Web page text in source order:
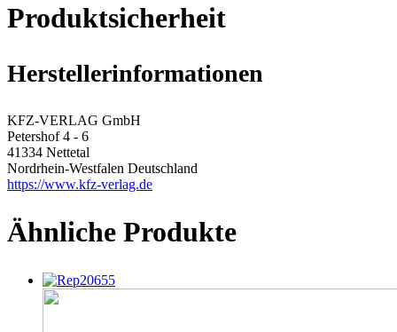
Produktsicherheit
Herstellerinformationen
KFZ-VERLAG GmbH
Petershof 4 - 6
41334 Nettetal
Nordrhein-Westfalen Deutschland
https://www.kfz-verlag.de
Ähnliche Produkte